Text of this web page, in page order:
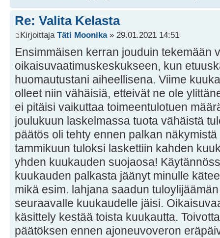
Re: Valita Kelasta
Kirjoittaja Täti Moonika» 29.01.2021 14:51
Ensimmäisen kerran jouduin tekemään
oikaisuvaatimuskeskukseen, kun
huomautustani aiheellisena. Viime
olleet niin vähäisiä, etteivät ne ole
ei pitäisi vaikuttaa toimeentulotuen
joulukuun laskelmassa tuota vähäistä
päätös oli tehty ennen palkan
tammikuun tuloksi laskettiin kahden
yhden kuukauden suojaosa!
kuukauden palkasta jäänyt minulle
mikä esim. lahjana saadun
seuraavalle kuukaudelle jäisi.
käsittely kestää toista kuukautta.
päätöksen ennen ajoneuvoveron